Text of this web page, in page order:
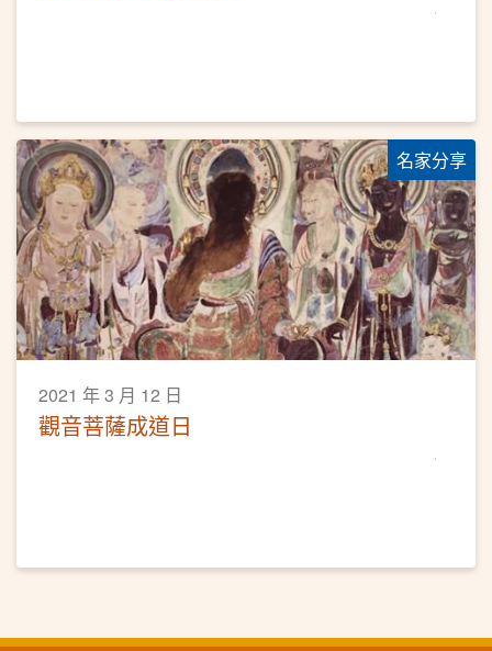
名家分享
2021 年 3 月 12 日
觀音菩薩成道日